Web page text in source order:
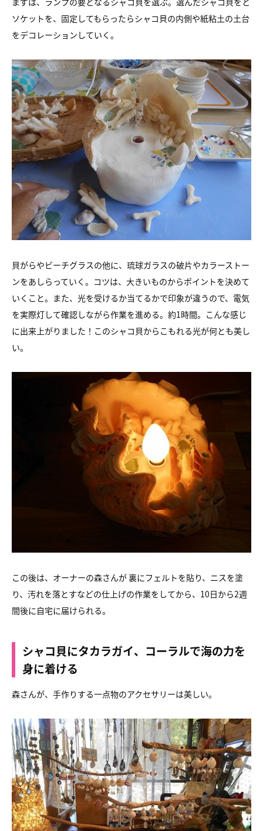
ソケットを、固定してもらったらシャコ貝の内側や紙粘土の土台
をデコレーションしていく。
貝がらやビーチグラスの他に、 琉球ガラスの破片やカラーストー
ンをあしらっていく。 コツは、大きいものからポイントを決めて
いくこと。 また、光を受けるか当てるかで印象が違うので、 電気
を実際灯して確認しながら作業を進める。 約1時間。こんな感じ
に出来上がりました！ このシャコ貝からこもれる光が何とも美し
い。
この後は、オーナーの森さんが 裏にフェルトを貼り、ニスを塗
り、 汚れを落とすなどの仕上げの作業をしてから、 10日から2週
間後に自宅に届けられる。
シャコ貝にタカラガイ、コーラルで海の力を
身に着ける
森さんが、手作りする一点物のアクセサリーは美しい。